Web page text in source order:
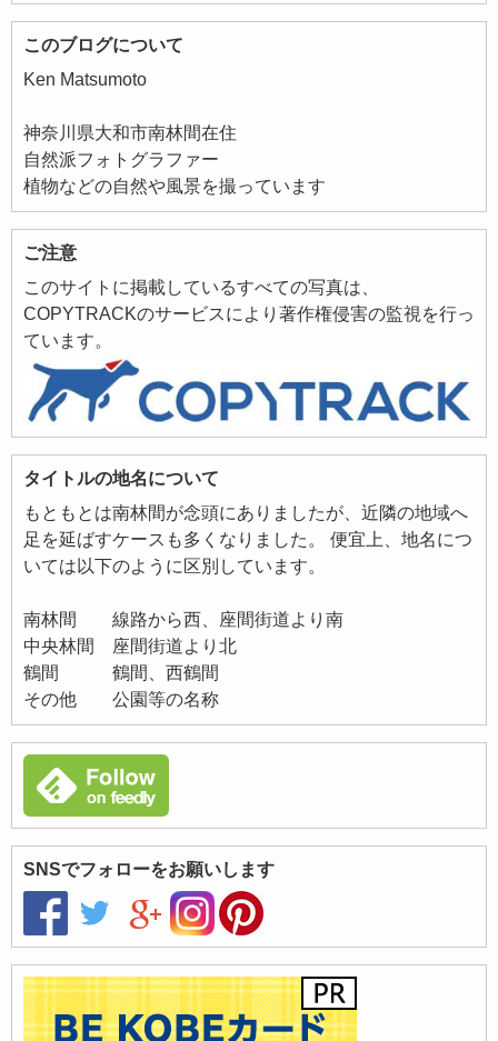
このブログについて
Ken Matsumoto
神奈川県大和市南林間在住
自然派フォトグラファー
植物などの自然や風景を撮っています
ご注意
このサイトに掲載しているすべての写真は、
COPYTRACKのサービスにより著作権侵害の監視を行っ
ています。
タイトルの地名について
もともとは南林間が念頭にありましたが、近隣の地域へ
足を延ばすケースも多くなりました。 便宜上、地名につ
いては以下のように区別しています。
南林間 線路から西、座間街道より南
中央林間 座間街道より北
鶴間 鶴間、西鶴間
その他 公園等の名称
SNSでフォローをお願いします